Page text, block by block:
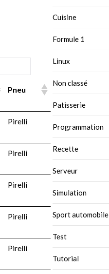
Pneu
Pirelli
Pirelli
Pirelli
Pirelli
Pirelli
Cuisine
Formule 1
Linux
Non classé
Patisserie
Programmation
Recette
Serveur
Simulation
Sport automobile
Test
Tutorial